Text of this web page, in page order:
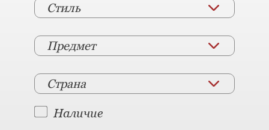
Стиль
Предмет
Страна
Наличие